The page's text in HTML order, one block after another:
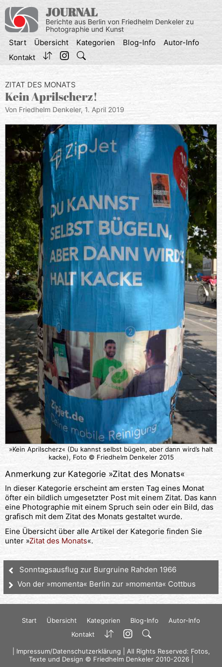
Inhalt
springen
JOURNAL
Berichte aus Berlin von Friedhelm Denkeler zu
Photographie und Kunst
Start Übersicht Kategorien Blog-Info
Autor-Info
Kontakt
ZITAT DES MONATS
Kein Aprilscherz!
Von Friedhelm Denkeler, 1. April 2019
»Kein Aprilscherz« (Du kannst selbst bügeln, aber dann wird’s halt
kacke), Foto © Friedhelm Denkeler 2015
Anmerkung zur Kategorie »Zitat des Monats«
In dieser Kategorie erscheint am ersten Tag eines Monat
öfter ein bildlich umgesetzter Post mit einem Zitat. Das kann
eine Photographie mit einem Spruch sein oder ein Bild, das
grafisch mit dem Zitat des Monats gestaltet wurde.
Eine Übersicht über alle Artikel der Kategorie finden Sie
unter »Zitat des Monats«.
Sonntagsausflug zur Burgruine Rahden 1966
Von der »momenta« Berlin zur »momenta« Cottbus
Start Übersicht Kategorien Blog-Info
Autor-Info
Kontakt
Impressum/Datenschutzerklärung | All Rights Reserved: Fotos,
Texte und Design © Friedhelm Denkeler 2010-2026 |